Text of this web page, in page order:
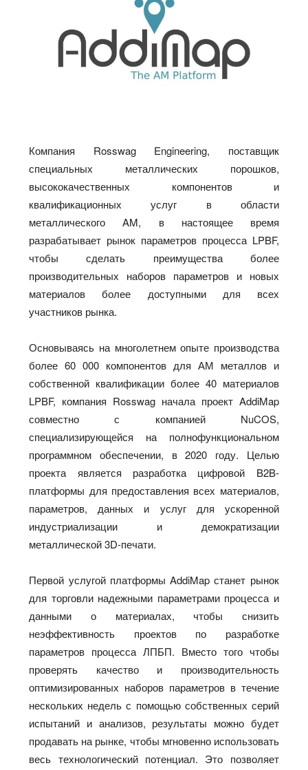
Компания Rosswag Engineering, поставщик
специальных металлических порошков,
высококачественных компонентов и
квалификационных услуг в области
металлического AM, в настоящее время
разрабатывает рынок параметров процесса LPBF,
чтобы сделать преимущества более
производительных наборов параметров и новых
материалов более доступными для всех
участников рынка.
Основываясь на многолетнем опыте производства
более 60 000 компонентов для АМ металлов и
собственной квалификации более 40 материалов
LPBF, компания Rosswag начала проект AddiMap
совместно с компанией NuCOS,
специализирующейся на полнофункциональном
программном обеспечении, в 2020 году. Целью
проекта является разработка цифровой B2B-
платформы для предоставления всех материалов,
параметров, данных и услуг для ускоренной
индустриализации и демократизации
металлической 3D-печати.
Первой услугой платформы AddiMap станет рынок
для торговли надежными параметрами процесса и
данными о материалах, чтобы снизить
неэффективность проектов по разработке
параметров процесса ЛПБП. Вместо того чтобы
проверять качество и производительность
оптимизированных наборов параметров в течение
нескольких недель с помощью собственных серий
испытаний и анализов, результаты можно будет
продавать на рынке, чтобы мгновенно использовать
весь технологический потенциал. Это позволяет